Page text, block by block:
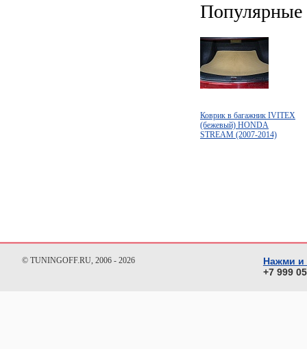
Популярные
Коврик в багажник IVITEX
(бежевый) HONDA
STREAM (2007-2014)
© TUNINGOFF.RU, 2006 - 2026
Нажми и
+7 999